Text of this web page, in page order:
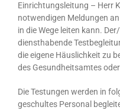
Einrichtungsleitung – Herr
notwendigen Meldungen
in die Wege leiten kann.
diensthabende
die eigene Häuslichkeit zu
des Gesundheitsamtes
Die Testungen werden in
geschultes Personal